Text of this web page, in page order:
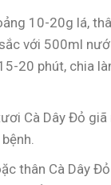
10-20g lá,
với 500ml
20 phút, chia
Cà Dây Đỏ
thân Cà Dây